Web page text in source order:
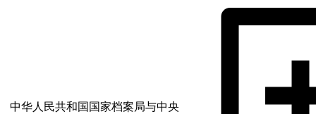
中华人民共和国国家档案局与中央